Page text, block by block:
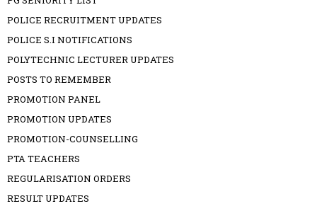
POLICE RECRUITMENT UPDATES
POLICE S.I NOTIFICATIONS
POLYTECHNIC LECTURER UPDATES
POSTS TO REMEMBER
PROMOTION PANEL
PROMOTION UPDATES
PROMOTION-COUNSELLING
PTA TEACHERS
REGULARISATION ORDERS
RESULT UPDATES